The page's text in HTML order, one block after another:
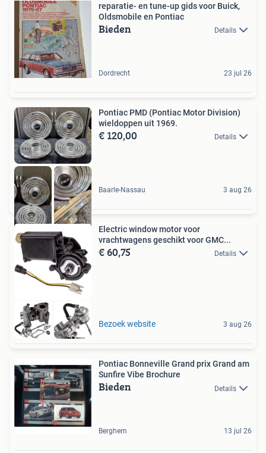
reparatie- en tune-up gids voor Buick,
Oldsmobile en Pontiac
Bieden Details
Dordrecht 23 jul 26
Pontiac PMD (Pontiac Motor Division)
wieldoppen uit 1969.
€ 120,00 Details
Baarle-Nassau 3 aug 26
Electric window motor voor
vrachtwagens geschikt voor GMC...
€ 60,75 Details
Bezoek website 3 aug 26
Pontiac Bonneville Grand prix Grand am
Sunfire Vibe Brochure
Bieden Details
Berghem 13 jul 26